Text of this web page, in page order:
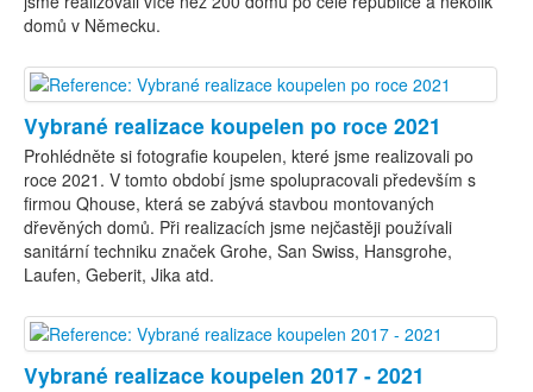
domů v Německu.
Vybrané realizace koupelen po roce 2021
Prohlédněte si fotografie koupelen, které jsme realizovali po
roce 2021. V tomto období jsme spolupracovali především s
firmou Qhouse, která se zabývá stavbou montovaných
dřevěných domů. Při realizacích jsme nejčastěji používali
sanitární techniku značek Grohe, San Swiss, Hansgrohe,
Laufen, Geberit, Jika atd.
Vybrané realizace koupelen 2017 - 2021